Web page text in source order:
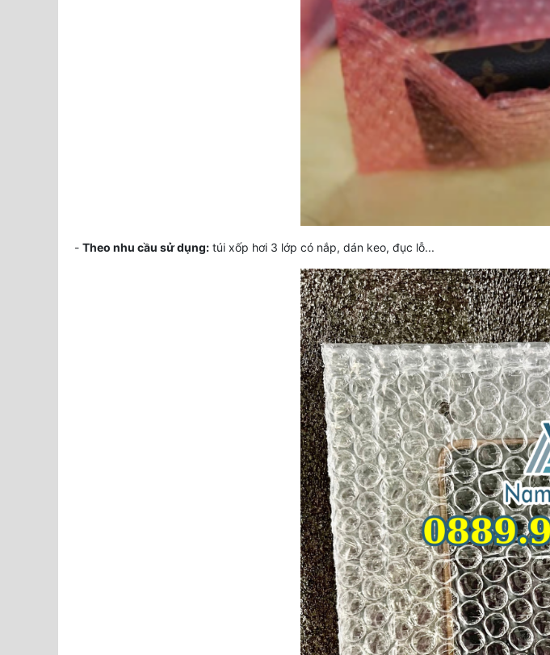
- Theo nhu cầu sử dụng: túi xốp hơi 3 lớp có nắp, dán keo, đục lỗ...